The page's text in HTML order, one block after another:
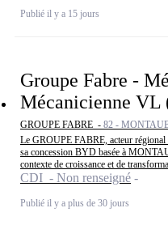
Publié il y a 15 jours
Groupe Fabre -
Mécanicienne VL
GROUPE FABRE - 82 -
Le GROUPE FABRE, acteur régional
sa concession BYD basée à
contexte de croissance et de
CDI - Non renseigné
Publié il y a plus de 30 jours